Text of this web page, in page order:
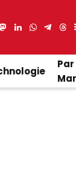
Mastodon
LinkedIn
WhatsApp
Par